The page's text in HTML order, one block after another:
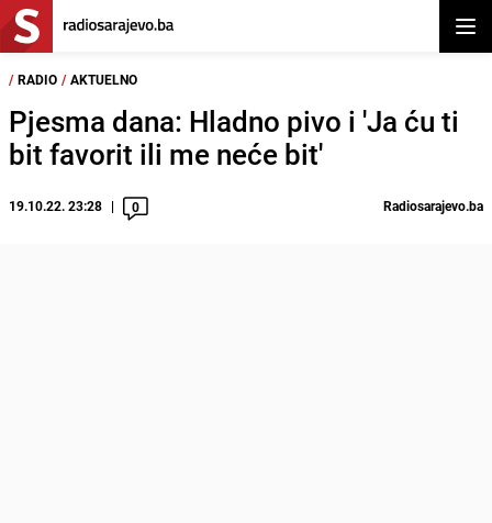
/ RADIO / AKTUELNO
Pjesma dana: Hladno pivo i 'Ja ću ti
bit favorit ili me neće bit'
19.10.22. 23:28 0 Radiosarajevo.ba